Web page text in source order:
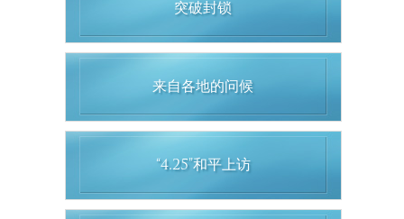
突破封锁
来自各地的问候
“4.25”和平上访